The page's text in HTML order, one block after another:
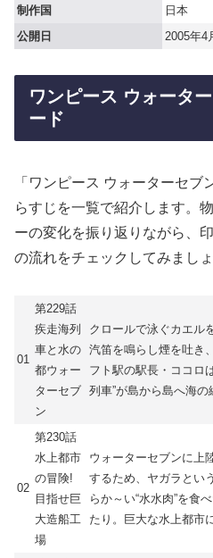
制作国
日本
公開日
2005年4
ワンピース ウォータ
ード
「ワンピース ウォーターセブ
らすじを一覧で紹介します。
ーの変化を振り返りながら、
の流れをチェックしてみましょ
01
第229話
疾走海列
車と水の
都ウォー
ターセブ
ン
クロールで泳ぐカエル
汽笛を鳴らし煙を吐
フト駅の駅長・ココロ
列車”が島から島へ海の
02
第230話
水上都市
の冒険!
目指せ巨
大造船工
場
ウォーターセブンに上
するため、ヤガラとい
らか～い“水水肉”を食
たり。巨大な水上都市